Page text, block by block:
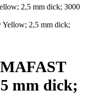
2,5 mm dick; 3000
mm dick;